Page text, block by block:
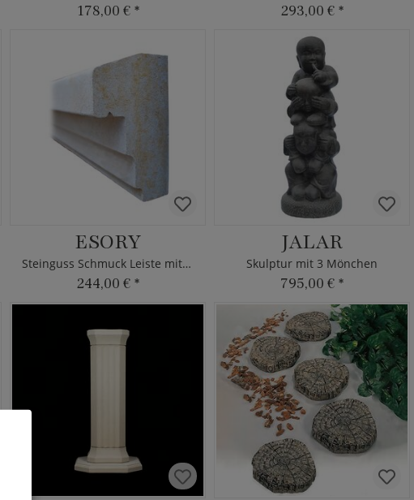
178,00 € * 293,00 € *
ESORY
Steinguss Schmuck Leiste mit Stufung
244,00 € *
JALAR
Skulptur mit 3 Mönchen
795,00 € *